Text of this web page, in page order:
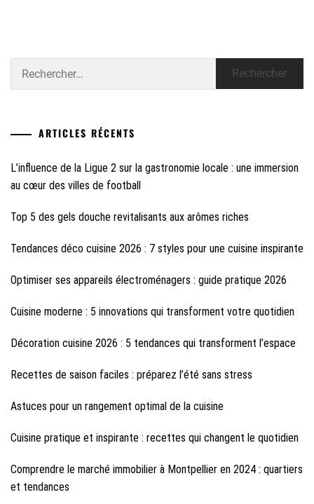
ARTICLES RÉCENTS
L’influence de la Ligue 2 sur la gastronomie locale : une immersion
au cœur des villes de football
Top 5 des gels douche revitalisants aux arômes riches
Tendances déco cuisine 2026 : 7 styles pour une cuisine inspirante
Optimiser ses appareils électroménagers : guide pratique 2026
Cuisine moderne : 5 innovations qui transforment votre quotidien
Décoration cuisine 2026 : 5 tendances qui transforment l’espace
Recettes de saison faciles : préparez l’été sans stress
Astuces pour un rangement optimal de la cuisine
Cuisine pratique et inspirante : recettes qui changent le quotidien
Comprendre le marché immobilier à Montpellier en 2024 : quartiers
et tendances